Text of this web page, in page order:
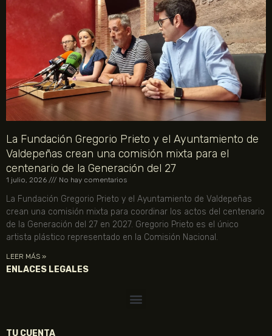
La Fundación Gregorio Prieto y el Ayuntamiento de
Valdepeñas crean una comisión mixta para el
centenario de la Generación del 27
1 julio, 2026 No hay comentarios
La Fundación Gregorio Prieto y el Ayuntamiento de Valdepeñas
crean una comisión mixta para coordinar los actos del centenario
de la Generación del 27 en 2027. Gregorio Prieto es el único
artista plástico representado en la Comisión Nacional.
LEER MÁS »
ENLACES LEGALES
TU CUENTA